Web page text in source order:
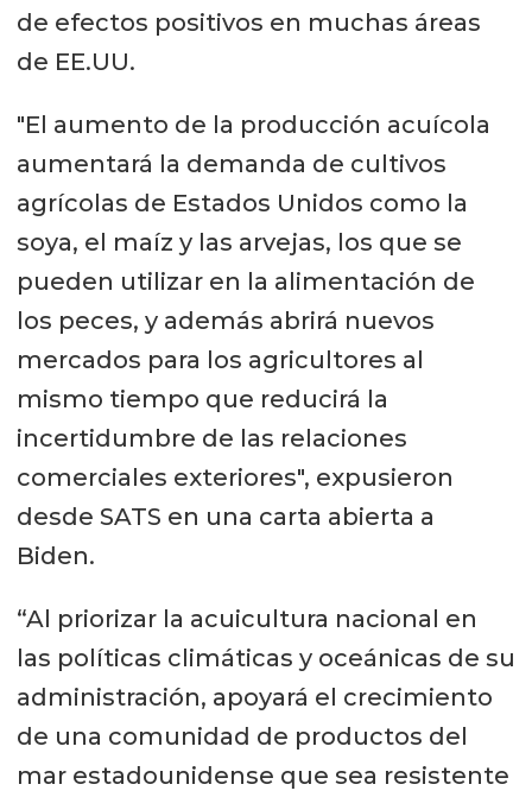
de efectos positivos en muchas áreas
de EE.UU.
"El aumento de la producción acuícola
aumentará la demanda de cultivos
agrícolas de Estados Unidos como la
soya, el maíz y las arvejas, los que se
pueden utilizar en la alimentación de
los peces, y además abrirá nuevos
mercados para los agricultores al
mismo tiempo que reducirá la
incertidumbre de las relaciones
comerciales exteriores", expusieron
desde SATS en una carta abierta a
Biden.
“Al priorizar la acuicultura nacional en
las políticas climáticas y oceánicas de su
administración, apoyará el crecimiento
de una comunidad de productos del
mar estadounidense que sea resistente